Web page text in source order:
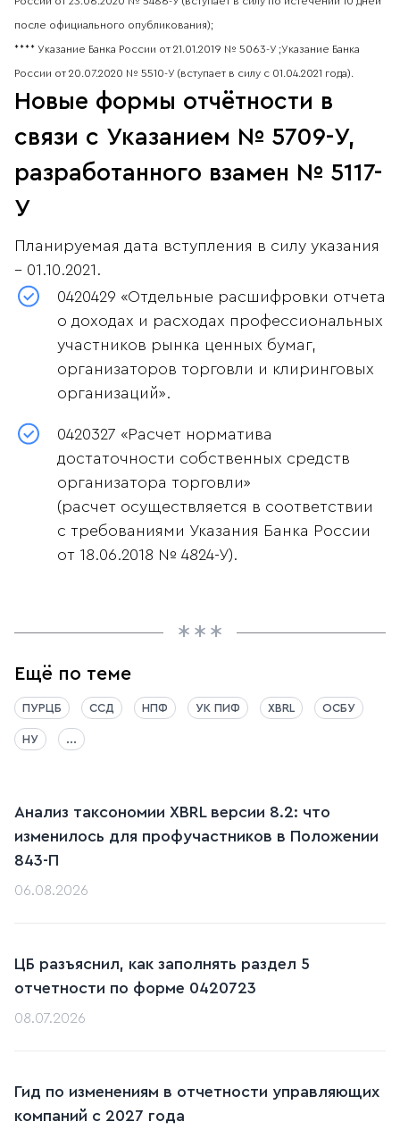
после официального опубликования);
**** Указание Банка России от 21.01.2019 № 5063-У ;Указание Банка
России от 20.07.2020 № 5510-У (вступает в силу с 01.04.2021 года).
Новые формы отчётности в
связи с Указанием № 5709-У,
разработанного взамен № 5117-
У
Планируемая дата вступления в силу указания
– 01.10.2021.
0420429 «Отдельные расшифровки отчета
о доходах и расходах профессиональных
участников рынка ценных бумаг,
организаторов торговли и клиринговых
организаций».
0420327 «Расчет норматива
достаточности собственных средств
организатора торговли»
(расчет осуществляется в соответствии
с требованиями Указания Банка России
от 18.06.2018 № 4824-У).
Ещё по теме
ПУРЦБ ССД НПФ УК ПИФ XBRL ОСБУ
НУ ...
Анализ таксономии XBRL версии 8.2: что
изменилось для профучастников в Положении
843-П
06.08.2026
ЦБ разъяснил, как заполнять раздел 5
отчетности по форме 0420723
08.07.2026
Гид по изменениям в отчетности управляющих
компаний с 2027 года